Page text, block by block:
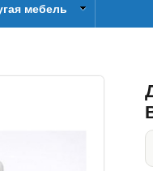
мебель